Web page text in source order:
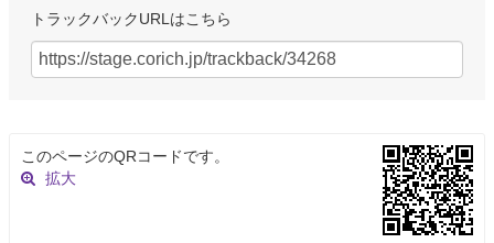
トラックバックURLはこちら
このページのQRコードです。
拡大